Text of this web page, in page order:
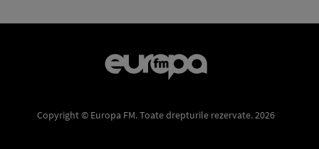
Copyright © Europa FM. Toate drepturile rezervate. 2026